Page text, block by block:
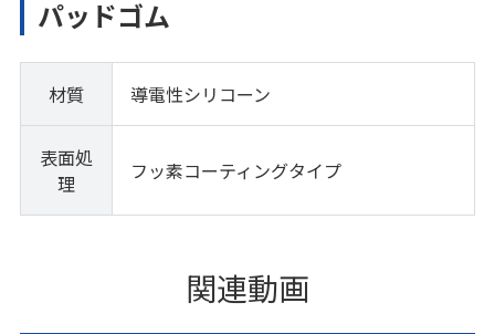
パッドゴム
材質 導電性シリコーン
表面処
理
フッ素コーティングタイプ
関連動画